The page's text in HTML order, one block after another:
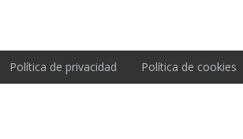
Política de privacidad Política de cookies